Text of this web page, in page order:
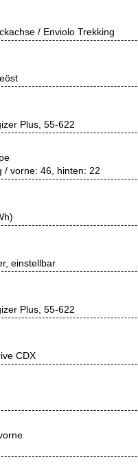
/ Enviolo Trekking
Plus, 55-622
/ vorne: 46, hinten: 22
einstellbar
Plus, 55-622
CDX